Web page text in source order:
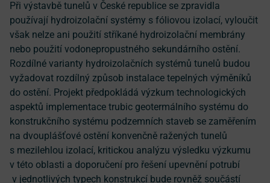
Při výstavbě tunelů v České republice se zpravidla
používají hydroizolační systémy s fóliovou izolací, vyloučit
však nelze ani použití stříkané hydroizolační membrány
nebo použití vodonepropustného sekundárního ostění.
Rozdílné varianty hydroizolačních systémů tunelů budou
vyžadovat rozdílný způsob instalace tepelných výměníků
do ostění. Projekt předpokládá výzkum technologických
aspektů implementace trubic geotermálního systému do
konstrukčního systému podzemních staveb se zaměřením
na dvouplášťové ostění konvenčně ražených tunelů
s mezilehlou izolací, kritickou analýzu výsledku výzkumu
v této oblasti a doporučení pro řešení upevnění potrubí
v jednotlivých typech konstrukcí bude rovněž součástí